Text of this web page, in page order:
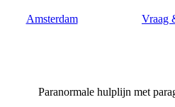
Amsterdam Vraag
Paranormale hulplijn met